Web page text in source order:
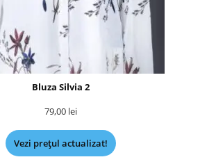
Bluza Silvia 2
79,00 lei
Vezi prețul actualizat!